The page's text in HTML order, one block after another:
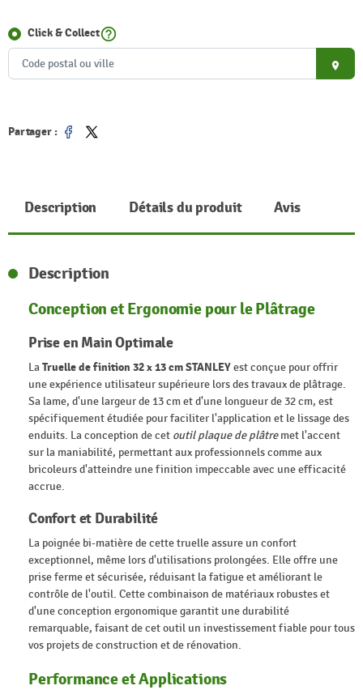
Click & Collecthelp_outline
place
Partager :
Partager
Tweet
Description Détails du produit Avis
Description
Conception et Ergonomie pour le Plâtrage
Prise en Main Optimale
LaTruelle de finition 32 x 13 cm STANLEYest conçue pour offrir
une expérience utilisateur supérieure lors des travaux de plâtrage.
Sa lame, d'une largeur de 13 cm et d'une longueur de 32 cm, est
spécifiquement étudiée pour faciliter l'application et le lissage des
enduits. La conception de cet outil plaque de plâtremet l'accent
sur la maniabilité, permettant aux professionnels comme aux
bricoleurs d'atteindre une finition impeccable avec une efficacité
accrue.
Confort et Durabilité
La poignée bi-matière de cette truelle assure un confort
exceptionnel, même lors d'utilisations prolongées. Elle offre une
prise ferme et sécurisée, réduisant la fatigue et améliorant le
contrôle de l'outil. Cette combinaison de matériaux robustes et
d'une conception ergonomique garantit une durabilité
remarquable, faisant de cet outil un investissement fiable pour tous
vos projets de construction et de rénovation.
Performance et Applications